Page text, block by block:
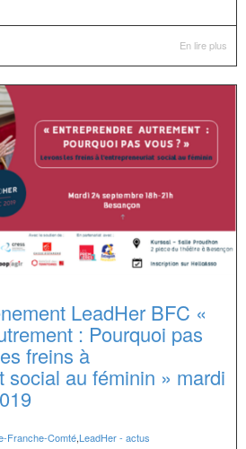
En lire plus
LeadHer BFC «
: Pourquoi pas
freins à
social au féminin » mardi
Franche-Comté,LeadHer - actus